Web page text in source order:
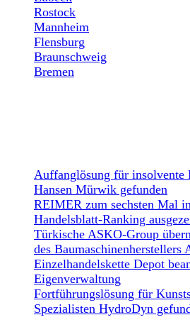
Rostock
Mannheim
Flensburg
Braunschweig
Bremen
Auffanglösung für insolvente
Hansen Mürwik gefunden
REIMER zum sechsten Mal
Handelsblatt-Ranking
Türkische ASKO-Group
des Baumaschinenherstellers
Einzelhandelskette Depot
Eigenverwaltung
Fortführungslösung für
Spezialisten HydroDyn